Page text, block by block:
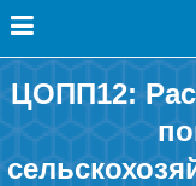
ЦОПП12: